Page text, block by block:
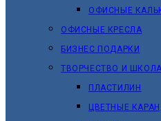
ОФИСНЫЕ
ОФИСНЫЕ КРЕСЛА
БИЗНЕС ПОДАРКИ
ТВОРЧЕСТВО И ШКОЛА
ПЛАСТИЛИН
ЦВЕТНЫЕ